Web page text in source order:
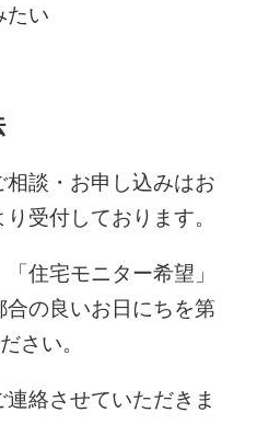
たい
談・お申し込みはお
受付しております。
住宅モニター希望」
の良いお日にちを第
さい。
絡させていただきま